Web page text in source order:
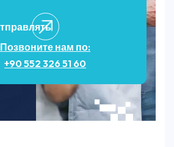
Позвоните нам по:
+90 552 326 51 60